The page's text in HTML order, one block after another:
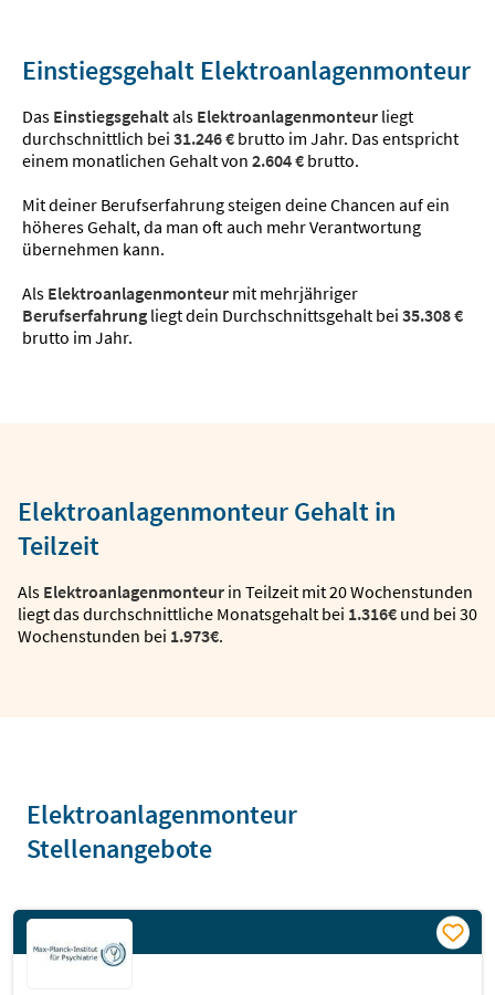
Einstiegsgehalt Elektroanlagenmonteur
Das Einstiegsgehaltals Elektroanlagenmonteur liegt
durchschnittlich bei 31.246 € brutto im Jahr. Das entspricht
einem monatlichen Gehalt von 2.604 € brutto.
Mit deiner Berufserfahrung steigen deine Chancen auf ein
höheres Gehalt, da man oft auch mehr Verantwortung
übernehmen kann.
Als Elektroanlagenmonteur mit mehrjähriger
Berufserfahrung liegt dein Durchschnittsgehalt bei 35.308 €
brutto im Jahr.
Elektroanlagenmonteur Gehalt in
Teilzeit
Als Elektroanlagenmonteur in Teilzeit mit 20 Wochenstunden
liegt das durchschnittliche Monatsgehalt bei 1.316€ und bei 30
Wochenstunden bei 1.973€.
Elektroanlagenmonteur
Stellenangebote